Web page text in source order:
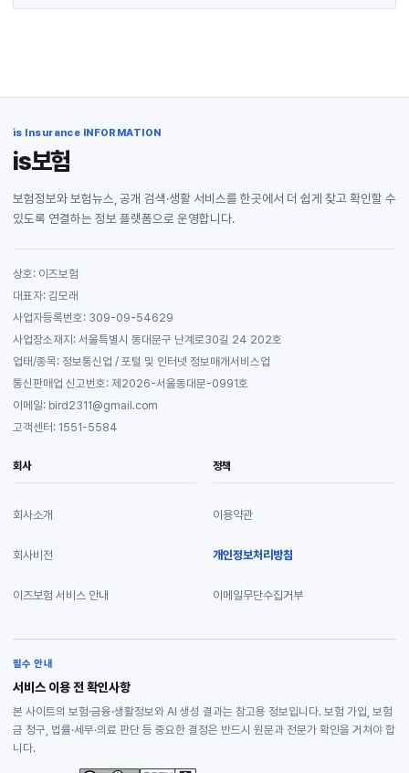
is Insurance INFORMATION
is보험
보험정보와 보험뉴스, 공개 검색·생활 서비스를 한곳에서 더 쉽게 찾고 확인할 수
있도록 연결하는 정보 플랫폼으로 운영합니다.
상호: 이즈보험
대표자: 김모래
사업자등록번호: 309-09-54629
사업장소재지: 서울특별시 동대문구 난계로30길 24 202호
업태/종목: 정보통신업 / 포털 및 인터넷 정보매개서비스업
통신판매업 신고번호: 제2026-서울동대문-0991호
이메일: bird2311@gmail.com
고객센터: 1551-5584
회사
회사소개
회사비전
이즈보험 서비스 안내
정책
이용약관
개인정보처리방침
이메일무단수집거부
필수 안내
서비스 이용 전 확인사항
본 사이트의 보험·금융·생활정보와 AI 생성 결과는 참고용 정보입니다. 보험 가입, 보험
금 청구, 법률·세무·의료 판단 등 중요한 결정은 반드시 원문과 전문가 확인을 거쳐야 합
니다.